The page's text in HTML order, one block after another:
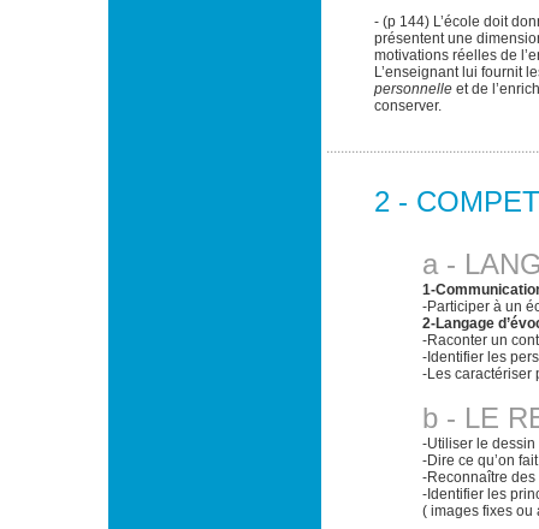
- (p 144) L’école doit
présentent une
motivations réelles de
L’enseignant lui fournit
personnelle et de
conserver.
2 -
a -
1-
-Participer à un
2-Langage
-Raconter un
-Identifier les
-Les caractériser
b - LE
-Utiliser le dessin
-Dire ce qu’on
-Reconnaître des
-Identifier les
( images fixes ou